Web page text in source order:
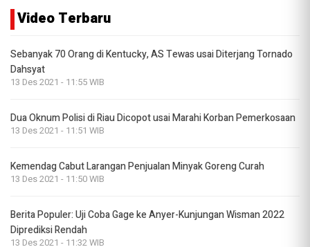
Video Terbaru
Sebanyak 70 Orang di Kentucky, AS Tewas usai Diterjang Tornado
Dahsyat
13 Des 2021 - 11:55 WIB
Dua Oknum Polisi di Riau Dicopot usai Marahi Korban Pemerkosaan
13 Des 2021 - 11:51 WIB
Kemendag Cabut Larangan Penjualan Minyak Goreng Curah
13 Des 2021 - 11:50 WIB
Berita Populer: Uji Coba Gage ke Anyer-Kunjungan Wisman 2022
Diprediksi Rendah
13 Des 2021 - 11:32 WIB